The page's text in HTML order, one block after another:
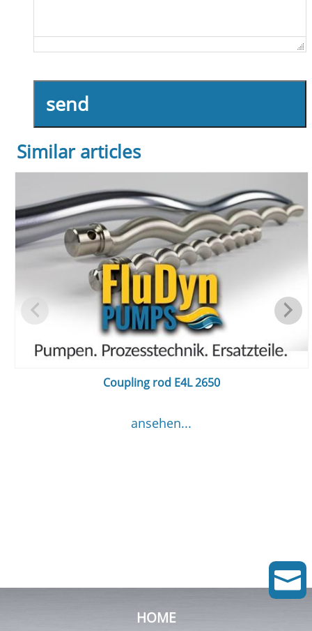
send
Similar articles
Coupling rod E4L 2650
ansehen...
HOME
